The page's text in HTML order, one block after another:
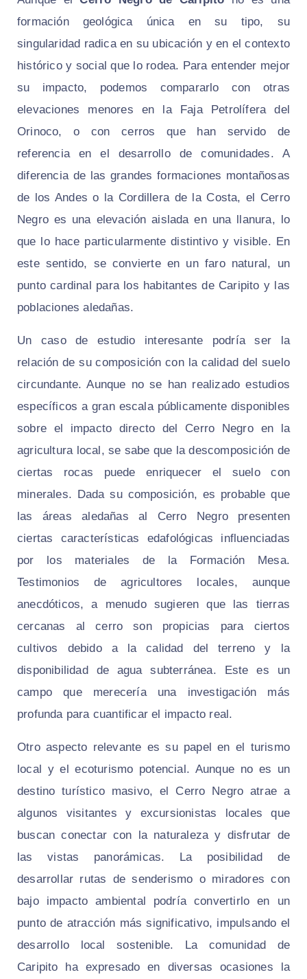
formación geológica única en su tipo, su
singularidad radica en su ubicación y en el contexto
histórico y social que lo rodea. Para entender mejor
su impacto, podemos compararlo con otras
elevaciones menores en la Faja Petrolífera del
Orinoco, o con cerros que han servido de
referencia en el desarrollo de comunidades. A
diferencia de las grandes formaciones montañosas
de los Andes o la Cordillera de la Costa, el Cerro
Negro es una elevación aislada en una llanura, lo
que lo hace particularmente distintivo y visible. En
este sentido, se convierte en un faro natural, un
punto cardinal para los habitantes de Caripito y las
poblaciones aledañas.
Un caso de estudio interesante podría ser la
relación de su composición con la calidad del suelo
circundante. Aunque no se han realizado estudios
específicos a gran escala públicamente disponibles
sobre el impacto directo del Cerro Negro en la
agricultura local, se sabe que la descomposición de
ciertas rocas puede enriquecer el suelo con
minerales. Dada su composición, es probable que
las áreas aledañas al Cerro Negro presenten
ciertas características edafológicas influenciadas
por los materiales de la Formación Mesa.
Testimonios de agricultores locales, aunque
anecdóticos, a menudo sugieren que las tierras
cercanas al cerro son propicias para ciertos
cultivos debido a la calidad del terreno y la
disponibilidad de agua subterránea. Este es un
campo que merecería una investigación más
profunda para cuantificar el impacto real.
Otro aspecto relevante es su papel en el turismo
local y el ecoturismo potencial. Aunque no es un
destino turístico masivo, el Cerro Negro atrae a
algunos visitantes y excursionistas locales que
buscan conectar con la naturaleza y disfrutar de
las vistas panorámicas. La posibilidad de
desarrollar rutas de senderismo o miradores con
bajo impacto ambiental podría convertirlo en un
punto de atracción más significativo, impulsando el
desarrollo local sostenible. La comunidad de
Caripito ha expresado en diversas ocasiones la